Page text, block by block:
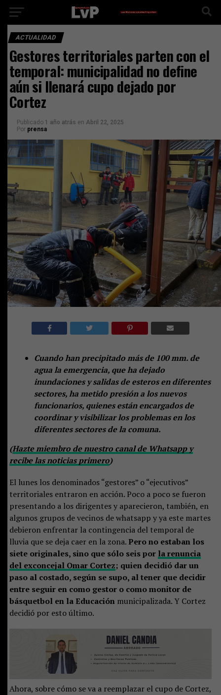
ACTUALIDAD
Gestores territoriales parten con el
temporal: municipalidad no define
aún si llenará cupo dejado por
Cortez
Publicado 1 año atrás en Abril 22, 2025
Por prensa
Cuando han precipitado más de 100 mm. de
agua la emergencia, que ha dejado
inundaciones y salidas de esteros en diferentes
sectores, ha metido presión a los nuevos
funcionarios, quienes están encargados de
coordinar y visibilizar los problemas en los
diferentes sectores de la comuna.
(Hazte miembro de nuestro canal de Whatsapp y
recibe las noticias primero)
El lunes los denominados “gestores” o “ejecutivos”
territoriales entraron en acción. Poco a poco se fueron
presentando a los dirigentes y aparecieron, también, en
algunos grupos de vecinos de whatsapp y ya este martes
debieron enfrentar la contingencia del temporal de
lluvia que se deja caer en la zona. Pero no estaban los
siete originales, sino que sólo seis por la renuncia
del exconcejal Omar Cortez; quien decidió dar un
paso al costado, según se supo, al tener que decidir
entre seguir en como gestor o como monitor de
básquetbol en la Educaciónmunicipalizada. Y Cortez
decidió por esto último.
Ahora, sobre cómo se va a reemplazar el cupo de Cortez,